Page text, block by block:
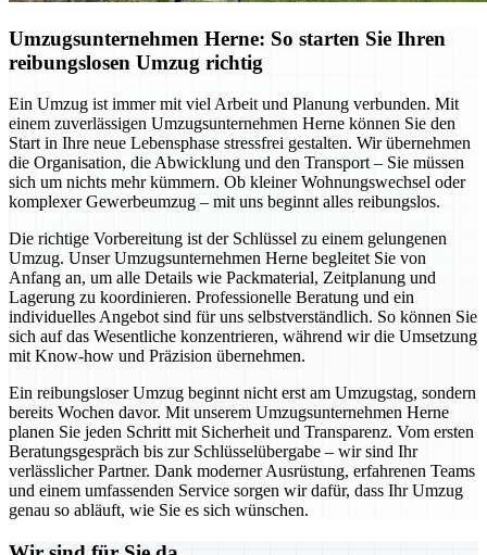
Umzugsunternehmen Herne: So starten Sie Ihren
reibungslosen Umzug richtig
Ein Umzug ist immer mit viel Arbeit und Planung verbunden. Mit
einem zuverlässigen Umzugsunternehmen Herne können Sie den
Start in Ihre neue Lebensphase stressfrei gestalten. Wir übernehmen
die Organisation, die Abwicklung und den Transport – Sie müssen
sich um nichts mehr kümmern. Ob kleiner Wohnungswechsel oder
komplexer Gewerbeumzug – mit uns beginnt alles reibungslos.
Die richtige Vorbereitung ist der Schlüssel zu einem gelungenen
Umzug. Unser Umzugsunternehmen Herne begleitet Sie von
Anfang an, um alle Details wie Packmaterial, Zeitplanung und
Lagerung zu koordinieren. Professionelle Beratung und ein
individuelles Angebot sind für uns selbstverständlich. So können Sie
sich auf das Wesentliche konzentrieren, während wir die Umsetzung
mit Know-how und Präzision übernehmen.
Ein reibungsloser Umzug beginnt nicht erst am Umzugstag, sondern
bereits Wochen davor. Mit unserem Umzugsunternehmen Herne
planen Sie jeden Schritt mit Sicherheit und Transparenz. Vom ersten
Beratungsgespräch bis zur Schlüsselübergabe – wir sind Ihr
verlässlicher Partner. Dank moderner Ausrüstung, erfahrenen Teams
und einem umfassenden Service sorgen wir dafür, dass Ihr Umzug
genau so abläuft, wie Sie es sich wünschen.